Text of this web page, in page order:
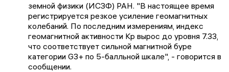
земной физики (ИСЗФ) РАН. "В настоящее время
регистрируется резкое усиление геомагнитных
колебаний. По последним измерениям, индекс
геомагнитной активности Kp вырос до уровня 7.33,
что соответствует сильной магнитной буре
категории G3+ по 5-балльной шкале", - говорится в
сообщении.